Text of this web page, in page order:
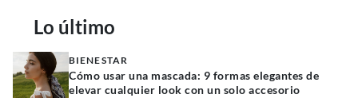
Lo último
BIENESTAR
Cómo usar una mascada: 9 formas elegantes de
elevar cualquier look con un solo accesorio